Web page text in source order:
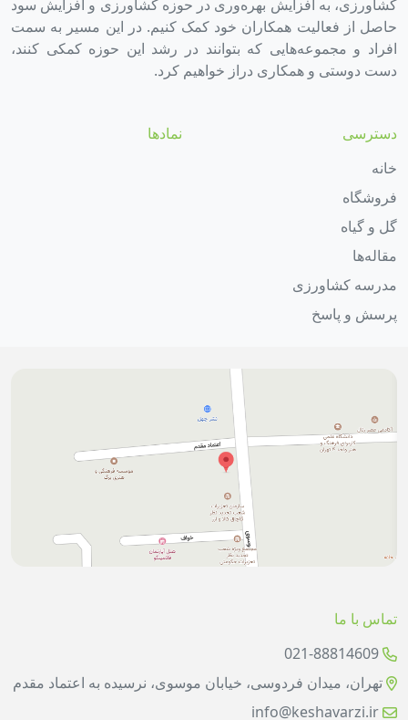
کشاورزی، به افزایش بهره‌وری در حوزه کشاورزی و افزایش سود
حاصل از فعالیت همکاران خود کمک کنیم. در این مسیر به سمت
افراد و مجموعه‌هایی که بتوانند در رشد این حوزه کمکی کنند،
دست دوستی و همکاری دراز خواهیم کرد.
دسترسی
خانه
فروشگاه
گل و گیاه
مقاله‌ها
مدرسه کشاورزی
پرسش و پاسخ
نمادها
تماس با ما
021-88814609
تهران، میدان فردوسی، خیابان موسوی، نرسیده به اعتماد مقدم
info@keshavarzi.ir